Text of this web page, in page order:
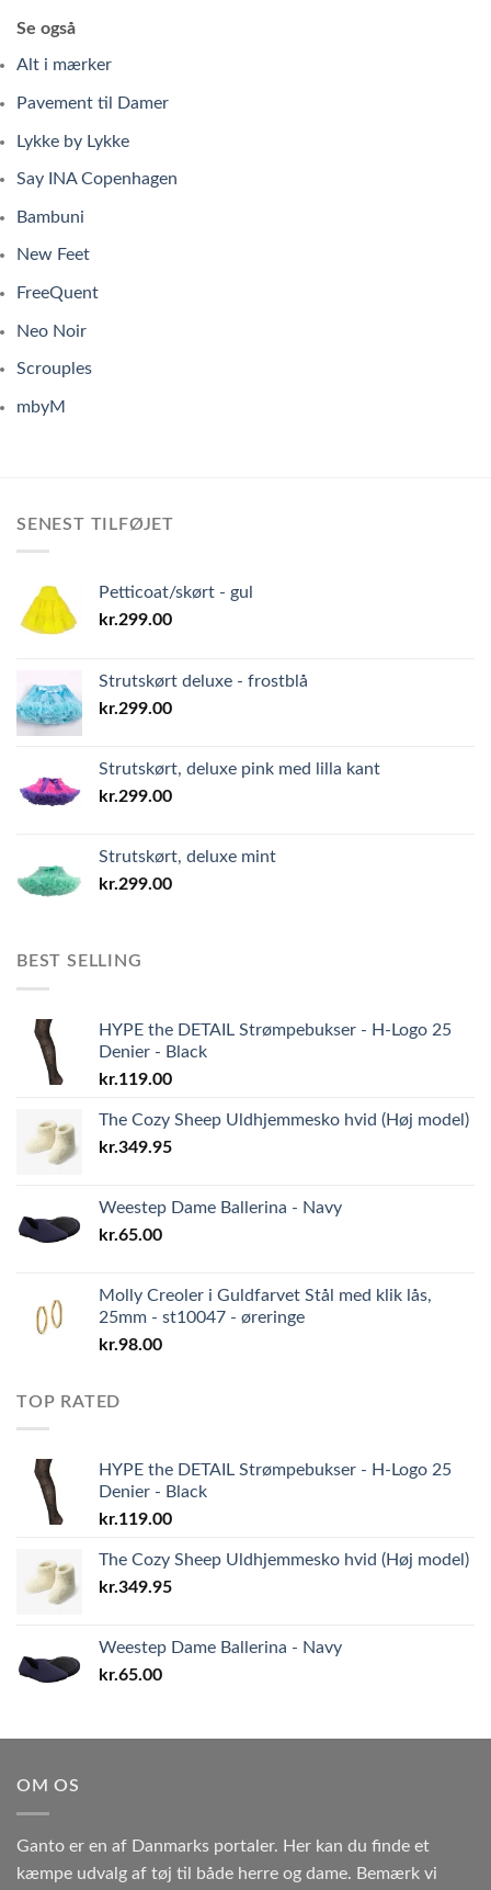
Se også
Alt i mærker
Pavement til Damer
Lykke by Lykke
Say INA Copenhagen
Bambuni
New Feet
FreeQuent
Neo Noir
Scrouples
mbyM
SENEST TILFØJET
Petticoat/skørt - gul
kr.299.00
Strutskørt deluxe - frostblå
kr.299.00
Strutskørt, deluxe pink med lilla kant
kr.299.00
Strutskørt, deluxe mint
kr.299.00
BEST SELLING
HYPE the DETAIL Strømpebukser - H-Logo 25
Denier - Black
kr.119.00
The Cozy Sheep Uldhjemmesko hvid (Høj model)
kr.349.95
Weestep Dame Ballerina - Navy
kr.65.00
Molly Creoler i Guldfarvet Stål med klik lås,
25mm - st10047 - øreringe
kr.98.00
TOP RATED
HYPE the DETAIL Strømpebukser - H-Logo 25
Denier - Black
kr.119.00
The Cozy Sheep Uldhjemmesko hvid (Høj model)
kr.349.95
Weestep Dame Ballerina - Navy
kr.65.00
OM OS
Ganto er en af Danmarks portaler. Her kan du finde et
kæmpe udvalg af tøj til både herre og dame. Bemærk vi